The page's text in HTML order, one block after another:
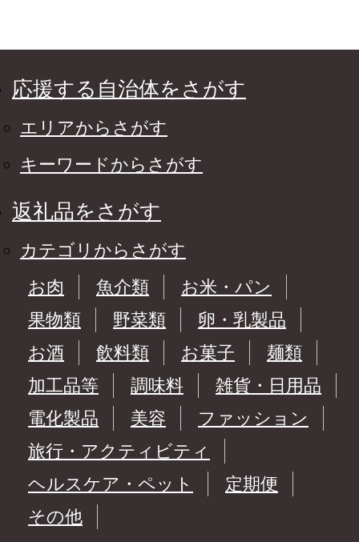
応援する自治体をさがす
エリアからさがす
キーワードからさがす
返礼品をさがす
カテゴリからさがす
お肉
魚介類
お米・パン
果物類
野菜類
卵・乳製品
お酒
飲料類 お菓子
麺類
加工品等
調味料
雑貨・日用品
電化製品
美容
ファッション
旅行・アクティビティ
ヘルスケア・ペット
定期便
その他